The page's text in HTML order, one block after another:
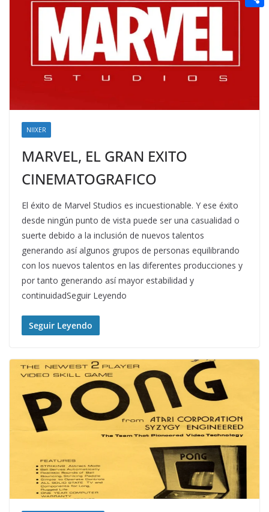
NIIXER
MARVEL, EL GRAN EXITO
CINEMATOGRAFICO
El éxito de Marvel Studios es incuestionable. Y ese éxito
desde ningún punto de vista puede ser una casualidad o
suerte debido a la inclusión de nuevos talentos
generando así algunos grupos de personas equilibrando
con los nuevos talentos en las diferentes producciones y
por tanto generando así mayor estabilidad y
continuidadSeguir Leyendo
Seguir Leyendo
n
a
r